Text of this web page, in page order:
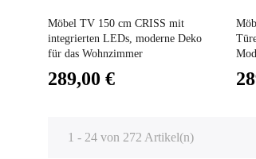
Möbel TV 150 cm CRISS mit
integrierten LEDs, moderne Deko
für das Wohnzimmer
289,00 €
1 - 24 von 272 Artikel(n)